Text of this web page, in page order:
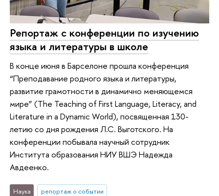
Репортаж с конференции по изучению
языка и литературы в школе
В конце июня в Барселоне прошла конференция
“Преподавание родного языка и литературы,
развитие грамотности в динамично меняющемся
мире” (The Teaching of First Language, Literacy, and
Literature in a Dynamic World), посвященная 130-
летию со дня рождения Л.С. Выготского. На
конференции побывала научный сотрудник
Института образования НИУ ВШЭ Надежда
Авдеенко.
Наука репортаж о событии